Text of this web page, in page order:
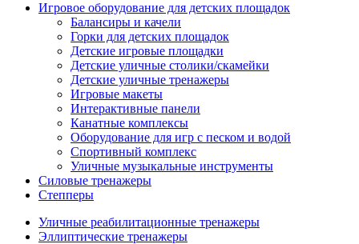
Игровое оборудование для детских площадок
Балансиры и качели
Горки для детских площадок
Детские игровые площадки
Детские уличные столики/скамейки
Детские уличные тренажеры
Игровые макеты
Интерактивные панели
Канатные комплексы
Оборудование для игр с песком и водой
Спортивный комплекс
Уличные музыкальные инструменты
Силовые тренажеры
Степперы
Уличные реабилитационные тренажеры
Эллиптические тренажеры